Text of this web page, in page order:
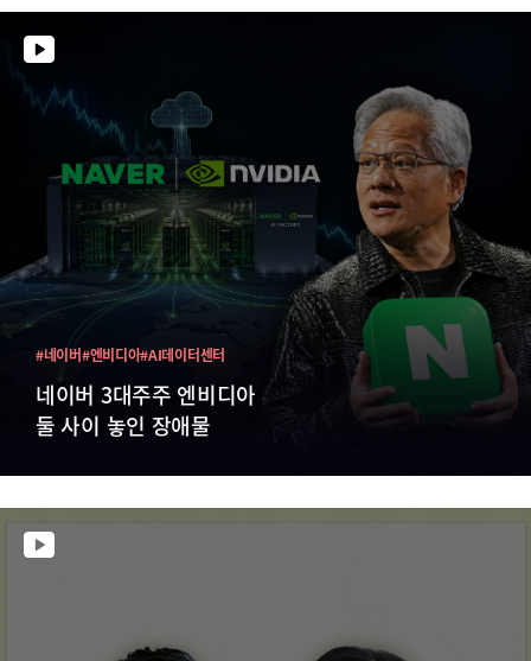
네이버 3대주주 엔비디아
둘 사이 놓인 장애물
#네이버#엔비디아#AI데이터센터